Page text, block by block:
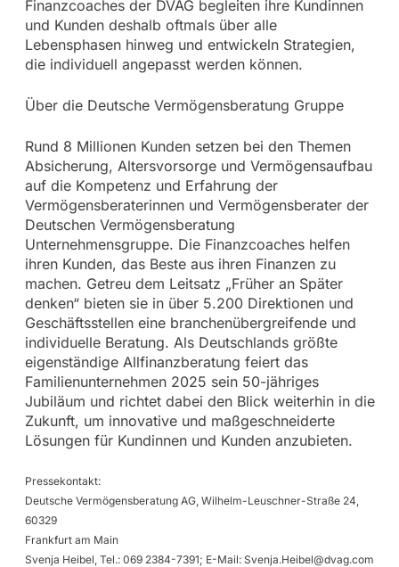
Finanzcoaches der DVAG begleiten ihre Kundinnen
und Kunden deshalb oftmals über alle
Lebensphasen hinweg und entwickeln Strategien,
die individuell angepasst werden können.
Über die Deutsche Vermögensberatung Gruppe
Rund 8 Millionen Kunden setzen bei den Themen
Absicherung, Altersvorsorge und Vermögensaufbau
auf die Kompetenz und Erfahrung der
Vermögensberaterinnen und Vermögensberater der
Deutschen Vermögensberatung
Unternehmensgruppe. Die Finanzcoaches helfen
ihren Kunden, das Beste aus ihren Finanzen zu
machen. Getreu dem Leitsatz „Früher an Später
denken“ bieten sie in über 5.200 Direktionen und
Geschäftsstellen eine branchenübergreifende und
individuelle Beratung. Als Deutschlands größte
eigenständige Allfinanzberatung feiert das
Familienunternehmen 2025 sein 50-jähriges
Jubiläum und richtet dabei den Blick weiterhin in die
Zukunft, um innovative und maßgeschneiderte
Lösungen für Kundinnen und Kunden anzubieten.
Pressekontakt:
Deutsche Vermögensberatung AG, Wilhelm-Leuschner-Straße 24,
60329
Frankfurt am Main
Svenja Heibel, Tel.: 069 2384-7391; E-Mail: Svenja.Heibel@dvag.com